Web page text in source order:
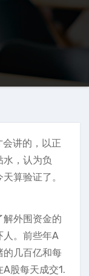
讲的，以正
水，认为负
算验证了。
解外围资金的
人。前些年A
的几百亿和每
股每天成交1.